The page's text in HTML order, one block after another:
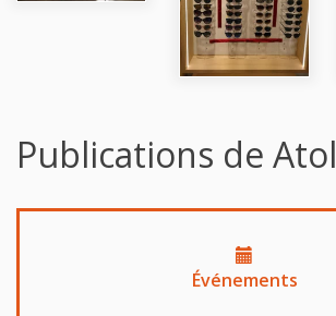
Publications de Atol
Événements